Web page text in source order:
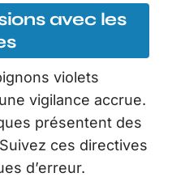
avec les
violets
vigilance accrue.
présentent des
ces directives
d’erreur.